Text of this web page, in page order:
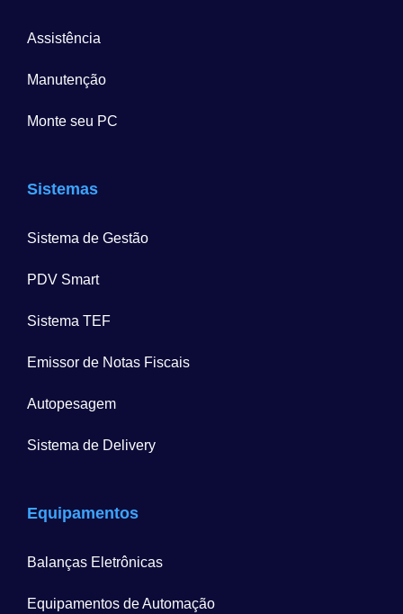
Assistência
Manutenção
Monte seu PC
Sistemas
Sistema de Gestão
PDV Smart
Sistema TEF
Emissor de Notas Fiscais
Autopesagem
Sistema de Delivery
Equipamentos
Balanças Eletrônicas
Equipamentos de Automação